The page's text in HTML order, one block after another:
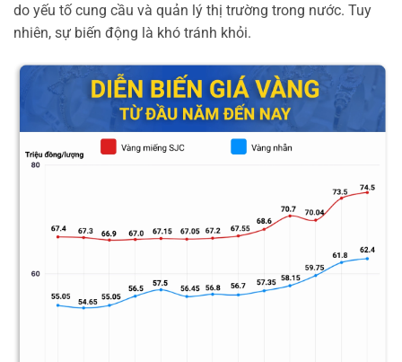
do yếu tố cung cầu và quản lý thị trường trong nước. Tuy
nhiên, sự biến động là khó tránh khỏi.